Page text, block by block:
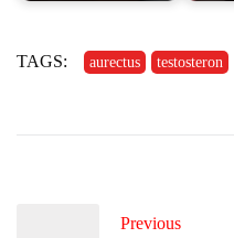
TAGS: aurectus testosteron
Previous